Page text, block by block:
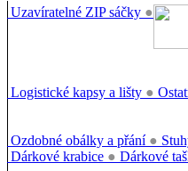
Uzavíratelné ZIP sáčky ●
Logistické kapsy a lišty ●
Ozdobné obálky a přání ●
Dárkové krabice ● Dárkové